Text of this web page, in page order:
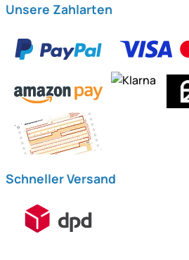
Unsere Zahlarten
Schneller Versand